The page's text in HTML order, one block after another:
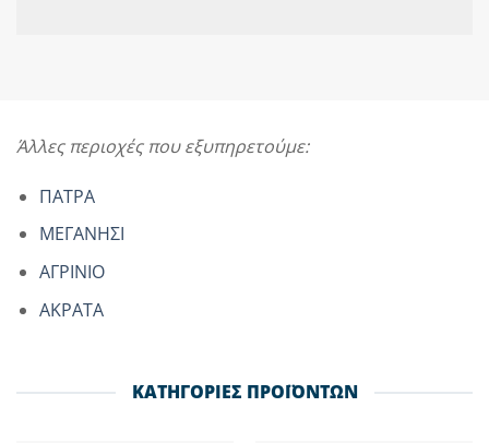
Άλλες περιοχές που εξυπηρετούμε:
ΠΑΤΡΑ
ΜΕΓΑΝΗΣΙ
ΑΓΡΙΝΙΟ
ΑΚΡΑΤΑ
ΚΑΤΗΓΟΡΙΕΣ ΠΡΟΪΟΝΤΩΝ